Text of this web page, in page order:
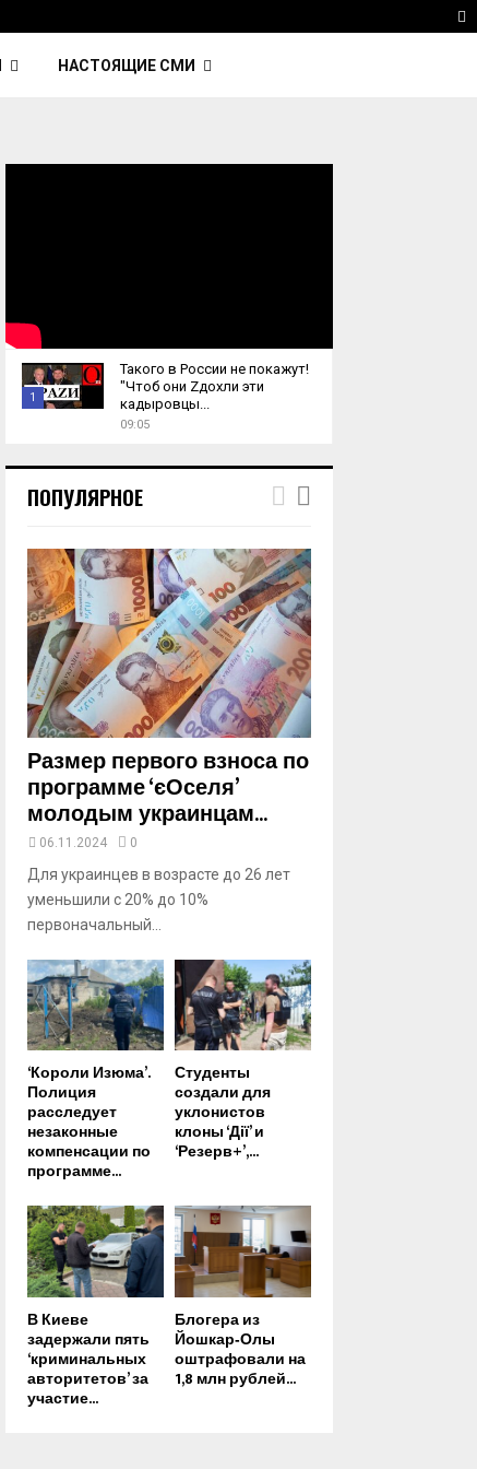
НАСТОЯЩИЕ СМИ
1
u
m
a
y
u
u
b
e
Такого в России не покажут!
"Чтоб они Zдохли эти
кадыровцы...
09:05
ПОПУЛЯРНОЕ
Размер первого взноса по
программе ‘єОселя’
молодым украинцам...
06.11.2024 0
Для украинцев в возрасте до 26 лет
уменьшили с 20% до 10%
первоначальный...
‘Короли Изюма’.
Полиция
расследует
незаконные
компенсации по
программе...
Студенты
создали для
уклонистов
клоны ‘Дії’ и
‘Резерв+’,...
В Киеве
задержали пять
‘криминальных
авторитетов’ за
участие...
Блогера из
Йошкар‑Олы
оштрафовали на
1,8 млн рублей...